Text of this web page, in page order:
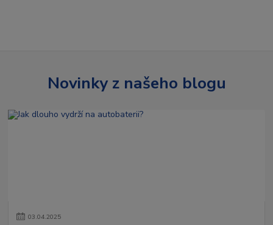
Novinky z našeho blogu
03.04.2025